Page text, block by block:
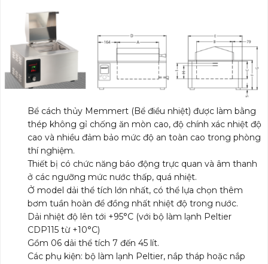
Bể cách thủy Memmert (Bể điều nhiệt) được làm bằng
thép không gỉ chống ăn mòn cao, độ chính xác nhiệt độ
cao và nhiều đảm bảo mức độ an toàn cao trong phòng
thí nghiệm.
Thiết bị có chức năng báo động trực quan và âm thanh
ở các ngưỡng mức nước thấp, quá nhiệt.
Ở model dải thể tích lớn nhất, có thể lựa chọn thêm
bơm tuần hoàn để đồng nhất nhiệt độ trong nước.
Dải nhiệt độ lên tới +95°C (với bộ làm lạnh Peltier
CDP115 từ +10°C)
Gồm 06 dải thể tích 7 đến 45 lít.
Các phụ kiện: bộ làm lạnh Peltier, nắp tháp hoặc nắp